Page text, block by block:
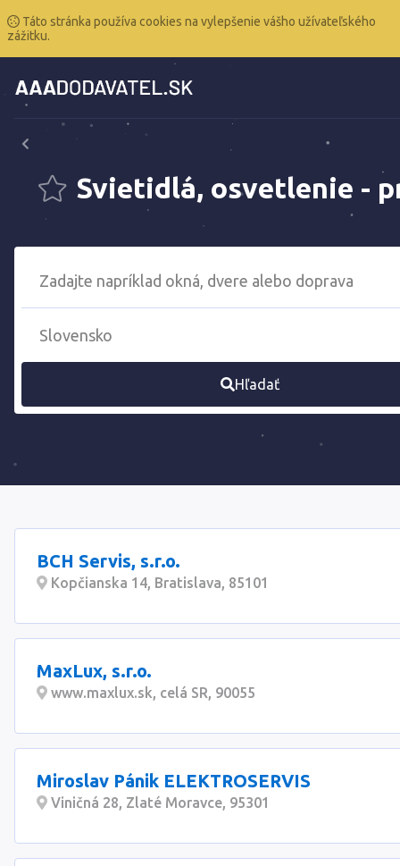
Táto stránka používa cookies na vylepšenie vášho užívateľského
zážitku.
Svietidlá, osvetlenie -
Hľadať
BCH Servis, s.r.o.
Kopčianska 14, Bratislava, 85101
MaxLux, s.r.o.
www.maxlux.sk, celá SR, 90055
Miroslav Pánik ELEKTROSERVIS
Viničná 28, Zlaté Moravce, 95301